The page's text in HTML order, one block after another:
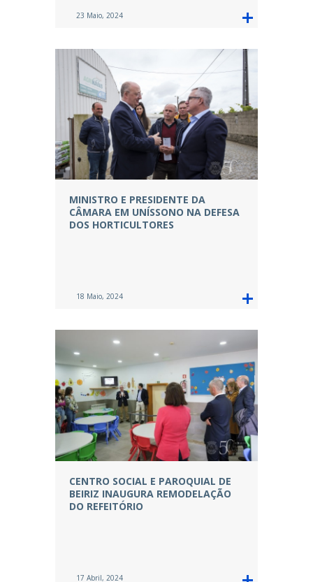
23 Maio, 2024
MINISTRO E PRESIDENTE DA
CÂMARA EM UNÍSSONO NA DEFESA
DOS HORTICULTORES
18 Maio, 2024
CENTRO SOCIAL E PAROQUIAL DE
BEIRIZ INAUGURA REMODELAÇÃO
DO REFEITÓRIO
17 Abril, 2024